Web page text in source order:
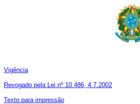
Vigência
Revogado pela Lei nº 10.486, 4.7.2002
Texto para impressão